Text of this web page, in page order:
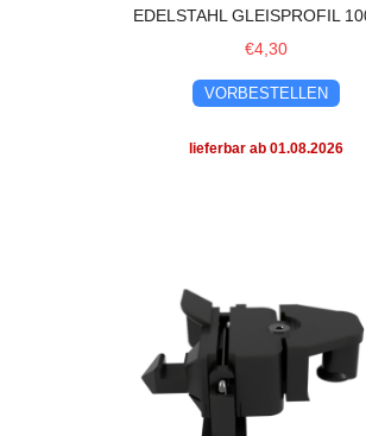
EDELSTAHL GLEISPROFIL
€4,30
VORBESTELLEN
lieferbar ab 01.08.2026